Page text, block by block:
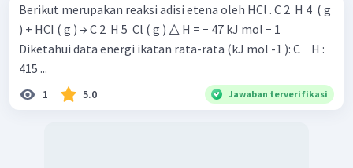
Berikut merupakan reaksi adisi etena oleh HCl . C 2 ​ H 4 ​ ( g
) + HCI ( g ) → C 2 ​ H 5 ​ Cl ( g ) △ H = − 47 kJ mol − 1
Diketahui data energi ikatan rata-rata (kJ mol -1 ): C − H :
415 ...
1 5.0 Jawaban terverifikasi